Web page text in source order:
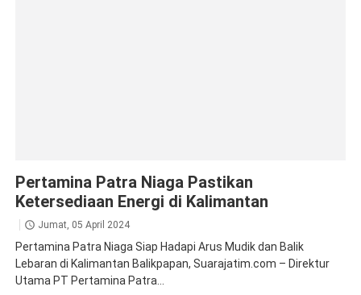
Pertamina Patra Niaga Pastikan
Ketersediaan Energi di Kalimantan
Jumat, 05 April 2024
Pertamina Patra Niaga Siap Hadapi Arus Mudik dan Balik
Lebaran di Kalimantan Balikpapan, Suarajatim.com – Direktur
Utama PT Pertamina Patra...